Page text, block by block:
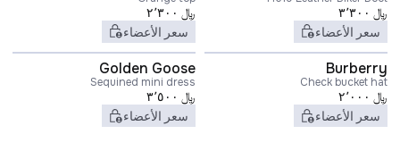
﷼ ٣٬٣٠٠
سعر الأعضاء
﷼ ٢٬٣٠٠
سعر الأعضاء
Burberry
Check bucket hat
﷼ ٢٬٠٠٠
سعر الأعضاء
Golden Goose
Sequined mini dress
﷼ ٣٬٥٠٠
سعر الأعضاء